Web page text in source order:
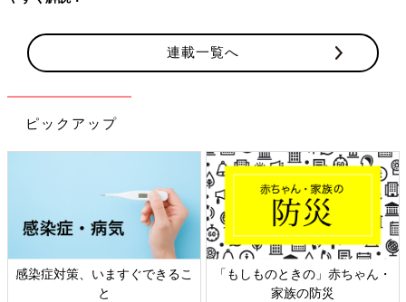
連載一覧へ
ピックアップ
日本外来小児科学会リーフレッ
ト検討会
六星占術 細木かおりさんの人生
相談